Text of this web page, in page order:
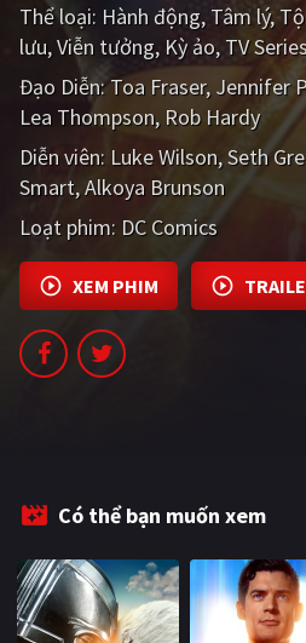
Tổng hợp
CẬP NHẬT
PHIM MỚI
PHIM BỘ
PHIM LẺ
PHIM CHIẾU RẠP
TUYỂN TẬP PHIM
Thể loại: Hành động Tâm lý
lưu Viễn tưởng Kỳ ảo TV
Đạo Diễn: Toa Fraser Jennifer
Lea Thompson Rob Hardy
Diễn viên: Luke Wilson Seth
Smart Alkoya Brunson
Loạt phim: DC Comics
XEM PHIM
Có thể bạn muốn xem